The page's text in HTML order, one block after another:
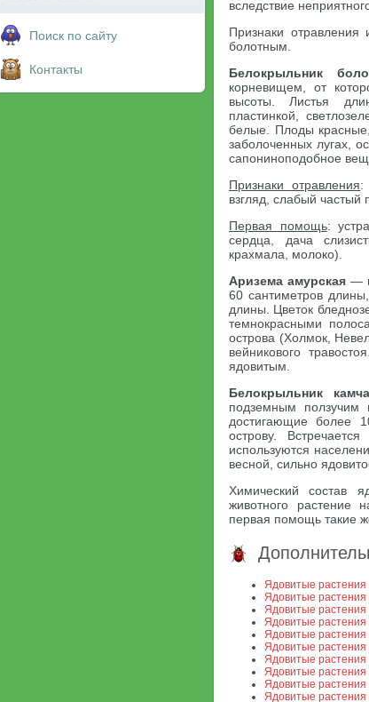
Поиск по сайту
Контакты
вследствие
Признаки
болотным.
Белокрыльник
корневищем, от
высоты. Листья
пластинкой,
белые. Плоды
заболоченных лугах,
сапониноподобное
Признаки отравления:
взгляд, слабый частый
Первая помощь:
сердца, дача
крахмала, молоко).
Аризема амурская —
60 сантиметров
длины. Цветок
темнокрасными
острова (Холмок,
вейникового
ядовитым.
Белокрыльник
подземным ползучим
достигающие более
острову.
используются
весной, сильно
Химический состав
животного растение
первая помощь такие
Ядовитые растения
Ядовитые растения
Ядовитые
Ядовитые растения
Ядовитые растения
Ядовитые
Ядовитые растения
Ядовитые
Ядовитые растения
Ядовитые